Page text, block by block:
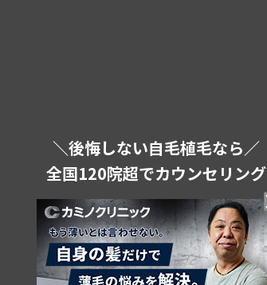
＼後悔しない自毛植毛なら／
全国120院超でカウンセリング